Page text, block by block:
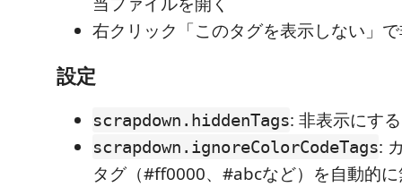
右クリック「このタグを表示しない」
設定
scrapdown.hiddenTags: 非表示にす
scrapdown.ignoreColorCodeTags:
タグ（#ff0000、#abcなど）を自動的